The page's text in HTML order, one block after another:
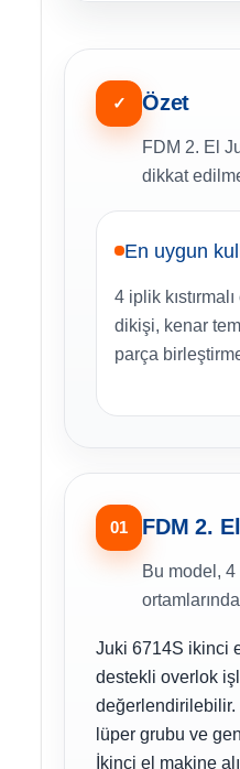
✓ Özet
FDM 2. El
dikkat
En uygun
4 iplik
dikişi, kenar
parça
01 FDM 2.
Bu model,
Juki 6714S ikinci
destekli overlok
değerlendirilebilir.
lüper grubu ve
İkinci el makine